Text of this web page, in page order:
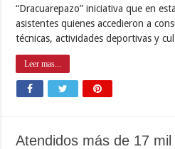
“Dracuarepazo” iniciativa que en
asistentes quienes accedieron a
técnicas, actividades deportivas y
Leer mas...
Atendidos más de 17